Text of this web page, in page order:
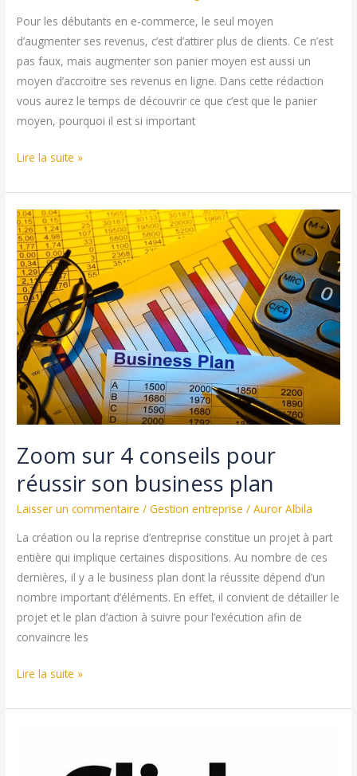
Pour les débutants en e-commerce, le seul moyen
d’augmenter ses revenus, c’est d’attirer plus de clients. Ce n’est
pas faux, mais augmenter son panier moyen est aussi un
moyen d’accroitre ses revenus en ligne. Dans cette rédaction
vous aurez le temps de découvrir ce que c’est que le panier
moyen, pourquoi il est si important
3
pour
augmenter
son
panier
moyen
en
e-
commerce
Lire la suite »
Zoom sur 4 conseils pour
réussir son business plan
Laisser un commentaire /Gestion entreprise /Auror Albila
La création ou la reprise d’entreprise constitue un projet à part
entière qui implique certaines dispositions. Au nombre de ces
dernières, il y a le business plan dont la réussite dépend d’un
nombre important d’éléments. En effet, il convient de détailler le
projet et le plan d’action à suivre pour l’exécution afin de
convaincre les
Zoom
4
Lire la suite »